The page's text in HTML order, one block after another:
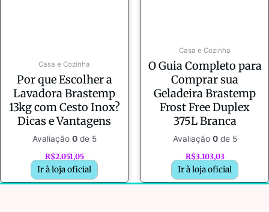
Casa e Cozinha
Por que Escolher a
Lavadora Brastemp
13kg com Cesto Inox?
Dicas e Vantagens
Avaliação 0de 5
R$2.051,05
Ir à loja oficial
Casa e Cozinha
O Guia Completo para
Comprar sua
Geladeira Brastemp
Frost Free Duplex
375L Branca
Avaliação 0de 5
R$3.103,03
Ir à loja oficial